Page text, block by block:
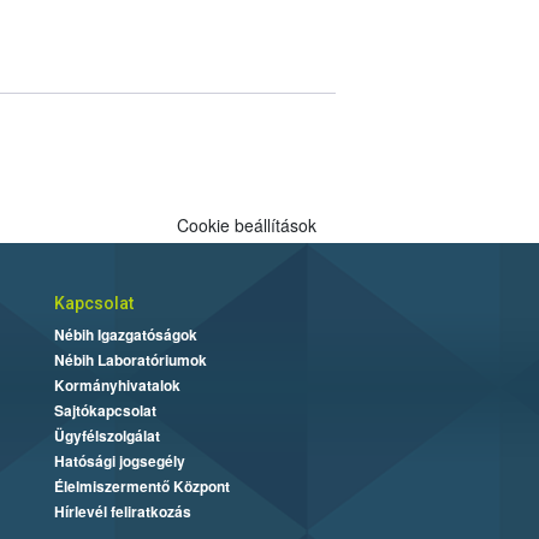
Cookie beállítások
Kapcsolat
Nébih Igazgatóságok
Nébih Laboratóriumok
Kormányhivatalok
Sajtókapcsolat
Ügyfélszolgálat
Hatósági jogsegély
Élelmiszermentő Központ
Hírlevél feliratkozás